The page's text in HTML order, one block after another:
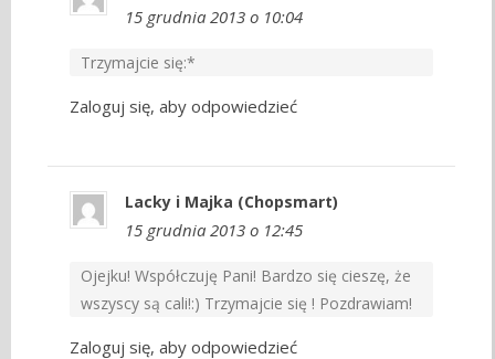
15 grudnia 2013 o 10:04
Trzymajcie się:*
Zaloguj się, aby odpowiedzieć
Lacky i Majka (Chopsmart)
15 grudnia 2013 o 12:45
Ojejku! Współczuję Pani! Bardzo się cieszę, że
wszyscy są cali!:) Trzymajcie się ! Pozdrawiam!
Zaloguj się, aby odpowiedzieć